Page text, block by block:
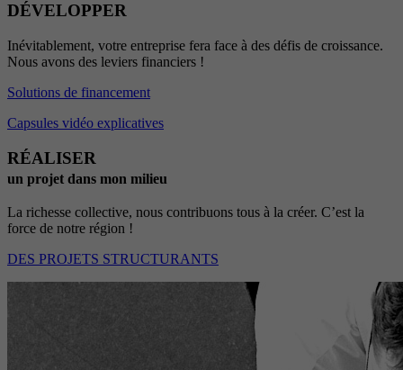
DÉVELOPPER
Inévitablement, votre entreprise fera face à des défis de croissance.
Nous avons des leviers financiers !
Solutions de financement
Capsules vidéo explicatives
RÉALISER
un projet dans mon milieu
La richesse collective, nous contribuons tous à la créer. C’est la
force de notre région !
DES PROJETS STRUCTURANTS